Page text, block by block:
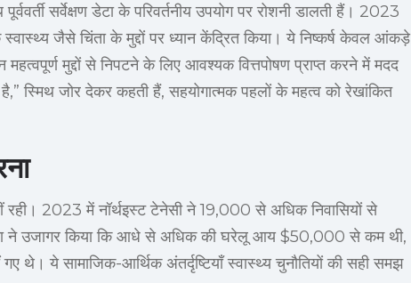
सर्वेक्षण डेटा के परिवर्तनीय उपयोग पर रोशनी डालती हैं। 2023
जैसे चिंता के मुद्दों पर ध्यान केंद्रित किया। ये निष्कर्ष केवल आंकड़े
मुद्दों से निपटने के लिए आवश्यक वित्तपोषण प्राप्त करने में मदद
स्मिथ जोर देकर कहती हैं, सहयोगात्मक पहलों के महत्व को रेखांकित
रही। 2023 में नॉर्थइस्ट टेनेसी ने 19,000 से अधिक निवासियों से
ने उजागर किया कि आधे से अधिक की घरेलू आय $50,000 से कम थी,
ये सामाजिक-आर्थिक अंतर्दृष्टियाँ स्वास्थ्य चुनौतियों की सही समझ